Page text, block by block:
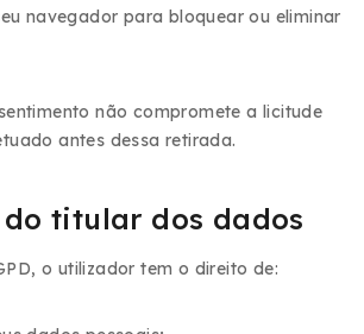
navegador para bloquear ou eliminar
não compromete a licitude
antes dessa retirada.
do titular dos dados
o utilizador tem o direito de: